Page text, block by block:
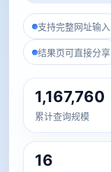
支持完整网址输入
结果页可直接分享
1,167,760
累计查询规模
16